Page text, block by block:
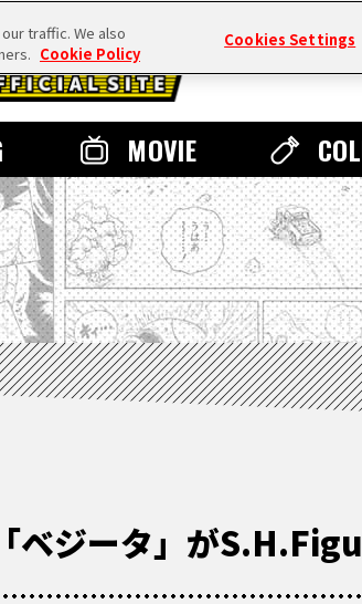
MOVIE
ベジータ」が
traffic. We also
Cookie Policy
Cookies Settings